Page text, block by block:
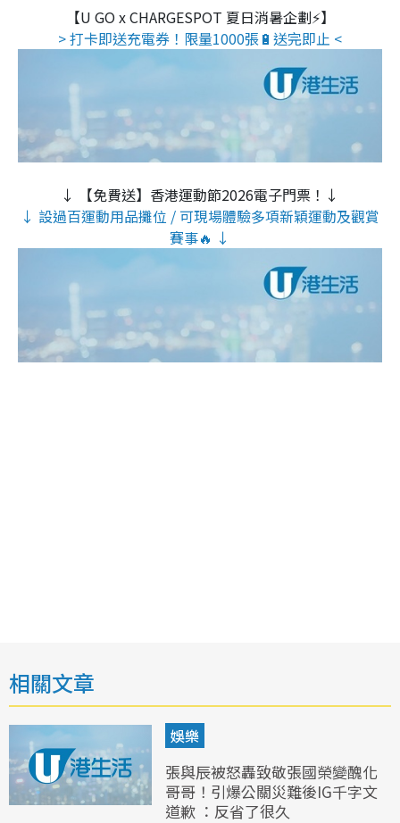
【U GO x CHARGESPOT 夏日消暑企劃⚡】
> 打卡即送充電券！限量1000張🔋送完即止 <
↓ 【免費送】香港運動節2026電子門票！↓
↓ 設過百運動用品攤位 / 可現場體驗多項新穎運動及觀賞
賽事🔥 ↓
相關文章
娛樂
張與辰被怒轟致敬張國榮變醜化
哥哥！引爆公關災難後IG千字文
道歉 ：反省了很久